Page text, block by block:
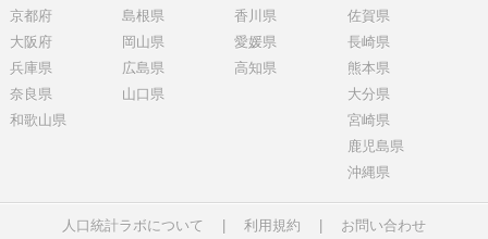
京都府
大阪府
兵庫県
奈良県
和歌山県
島根県
岡山県
広島県
山口県
香川県
愛媛県
高知県
佐賀県
長崎県
熊本県
大分県
宮崎県
鹿児島県
沖縄県
人口統計ラボについて 利用規約 お問い合わせ